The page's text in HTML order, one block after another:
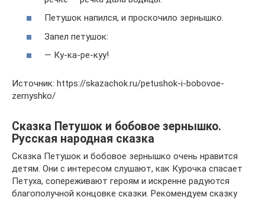
Петушок напился, и проскочило зернышко.
Запел петушок:
— Ку-ка-ре-куу!
Источник: https://skazachok.ru/petushok-i-bobovoe-
zernyshko/
Сказка Петушок и бобовое зернышко.
Русская народная сказка
Сказка Петушок и бобовое зернышко очень нравится
детям. Они с интересом слушают, как Курочка спасает
Петуха, сопереживают героям и искренне радуются
благополучной концовке сказки. Рекомендуем сказку